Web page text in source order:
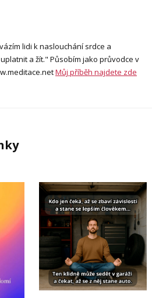
lidi k naslouchání srdce a
a žít." Působím jako průvodce v
Můj příběh najdete zde